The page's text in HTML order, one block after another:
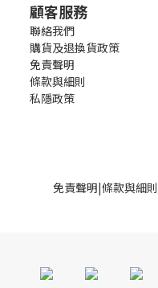
顧客服務
聯絡我們
購貨及退換貨政策
免責聲明
條款與細則
私隱政策
免責聲明|條款與細則